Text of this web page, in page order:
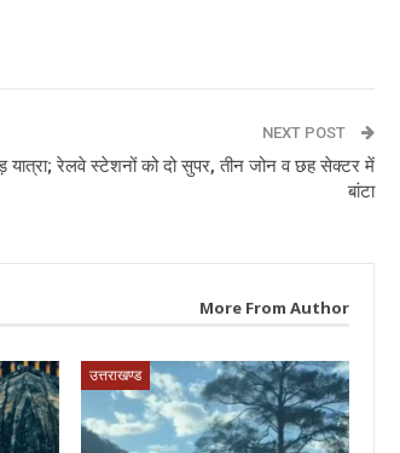
NEXT POST
यात्रा; रेलवे स्टेशनों को दो सुपर, तीन जोन व छह सेक्टर में
बांटा
More From Author
उत्तराखण्ड